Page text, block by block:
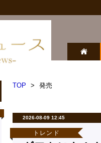
TOP > 発売
2026-08-09 12:45
トレンド